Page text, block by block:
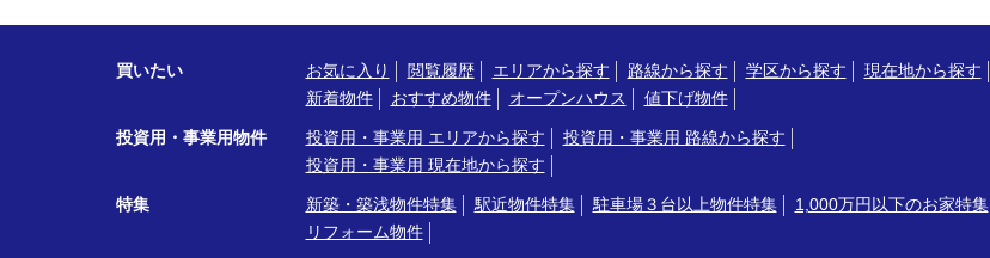
買いたい お気に入り 閲覧履歴 エリアから探す 路線から探す 学区から探す
現在地から探す
新着物件
おすすめ物件 オープンハウス 値下げ物件
投資用・事業用物件 投資用・事業用 エリアから探す
投資用・事業用 路線から探す
投資用・事業用 現在地から探す
特集 新築・築浅物件特集 駅近物件特集 駐車場３台以上物件特集
1,000万円以下のお家特集
リフォーム物件